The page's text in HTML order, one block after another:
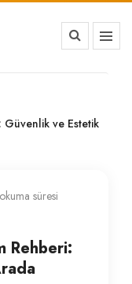
Güvenlik ve Estetik
süresi
Rehberi: